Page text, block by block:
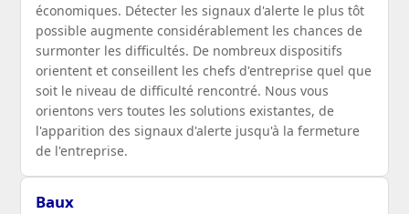
économiques. Détecter les signaux d'alerte le plus tôt
possible augmente considérablement les chances de
surmonter les difficultés. De nombreux dispositifs
orientent et conseillent les chefs d'entreprise quel que
soit le niveau de difficulté rencontré. Nous vous
orientons vers toutes les solutions existantes, de
l'apparition des signaux d'alerte jusqu'à la fermeture
de l'entreprise.
Baux